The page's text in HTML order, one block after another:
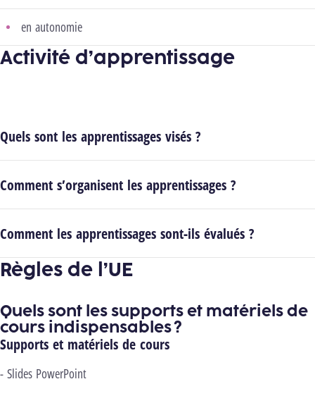
en autonomie
Activité d’apprentissage
Quels sont les apprentissages visés ?
Comment s’organisent les apprentissages ?
Comment les apprentissages sont-ils évalués ?
Règles de l’UE
Quels sont les supports et matériels de
cours indispensables ?
Supports et matériels de cours
- Slides PowerPoint